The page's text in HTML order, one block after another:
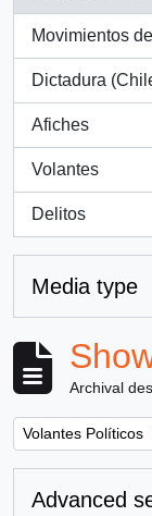
Movimientos
, 5 results
Dictadura
, 4 results
Afiches
, 3 results
Volantes
, 3 results
Delitos
, 1 results
Media type
Archival
Remove filter:
Volantes Políticos
Advanced